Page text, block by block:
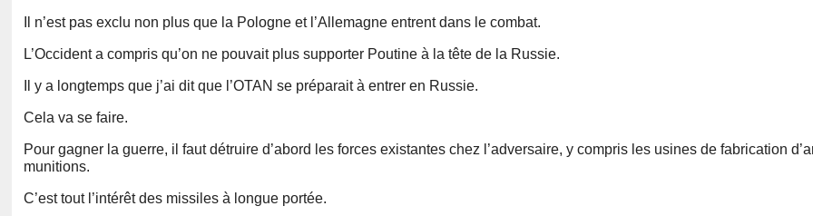
Il n’est pas exclu non plus que la Pologne et l’Allemagne entrent dans le combat.
L’Occident a compris qu’on ne pouvait plus supporter Poutine à la tête de la Russie.
Il y a longtemps que j’ai dit que l’OTAN se préparait à entrer en Russie.
Cela va se faire.
Pour gagner la guerre, il faut détruire d’abord les forces existantes chez l’adversaire, y compris les usines de fabrication
munitions.
C’est tout l’intérêt des missiles à longue portée.